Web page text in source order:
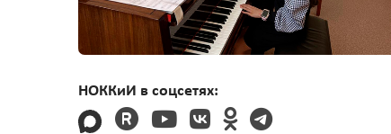
НОККиИ в соцсетях: